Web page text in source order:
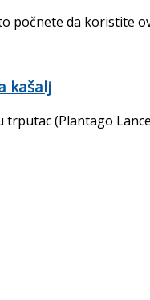
počnete da koristite
kašalj
(Plantago